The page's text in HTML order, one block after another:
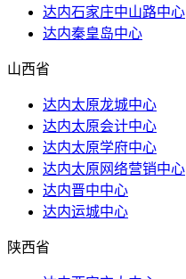
达内石家庄中山路中心
达内秦皇岛中心
山西省
达内太原龙城中心
达内太原会计中心
达内太原学府中心
达内太原网络营销中心
达内晋中中心
达内运城中心
陕西省